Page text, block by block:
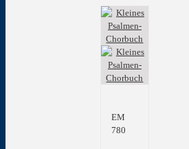
EM
780